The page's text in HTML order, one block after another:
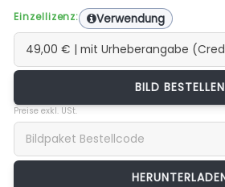
Einzellizenz: Verwendung
BILD BESTELLEN
Preise exkl. USt.